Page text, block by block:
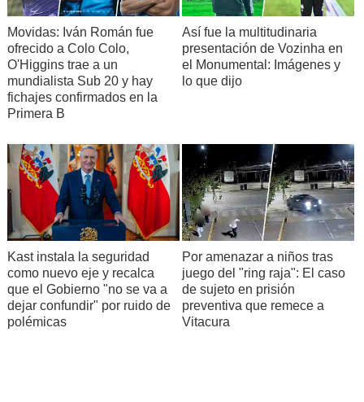
Movidas: Iván Román fue
ofrecido a Colo Colo,
O'Higgins trae a un
mundialista Sub 20 y hay
fichajes confirmados en la
Primera B
Así fue la multitudinaria
presentación de Vozinha en
el Monumental: Imágenes y
lo que dijo
Kast instala la seguridad
como nuevo eje y recalca
que el Gobierno "no se va a
dejar confundir" por ruido de
polémicas
Por amenazar a niños tras
juego del "ring raja": El caso
de sujeto en prisión
preventiva que remece a
Vitacura